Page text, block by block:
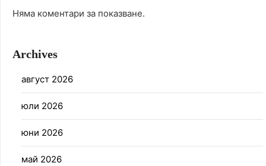
Няма коментари за показване.
Archives
август 2026
юли 2026
юни 2026
май 2026